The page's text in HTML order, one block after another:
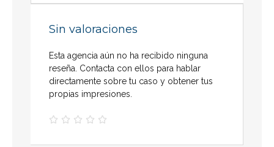
Sin valoraciones
Esta agencia aún no ha recibido ninguna
reseña. Contacta con ellos para hablar
directamente sobre tu caso y obtener tus
propias impresiones.
    